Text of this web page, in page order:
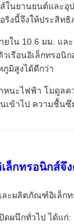
ในยานยนต์และอุ
ริงนี้จึงให้ประสิท
ยใน 10.6 มม. แ
เรือนอิเล็กทรอนิ
มิสูงได้ดีกว่า
หนะไฟฟ้า โมดูล
เข้าไป ความชื้น
ล็กทรอนิกส์จึ
ะผลิตภัณฑ์อิเล็กท
ดผนึกทั่วไป ได้แก่: